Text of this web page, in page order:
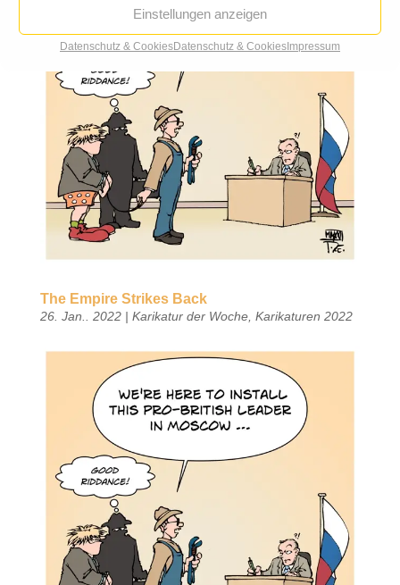
Einstellungen anzeigen
Datenschutz & CookiesDatenschutz & CookiesImpressum
The Empire Strikes Back
26. Jan.. 2022| Karikatur der Woche, Karikaturen 2022